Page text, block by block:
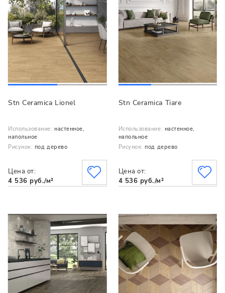
Stn Ceramica Lionel
Использование: настенное,
напольное
Рисунок: под дерево
Цена от:
4 536 руб./м²
Stn Ceramica Tiare
Использование: настенное,
напольное
Рисунок: под дерево
Цена от:
4 536 руб./м²